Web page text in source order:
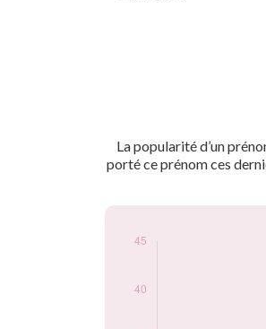
La popularité d’un
porté ce prénom ces
2009
6
2010
17
2014
25